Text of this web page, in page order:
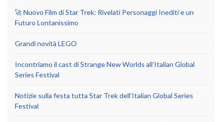
🚀 Nuovo Film di Star Trek: Rivelati Personaggi Inediti e un
Futuro Lontanissimo
Grandi novità LEGO
Incontriamo il cast di Strange New Worlds all’Italian Global
Series Festival
Notizie sulla festa tutta Star Trek dell’Italian Global Series
Festival